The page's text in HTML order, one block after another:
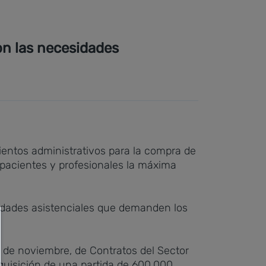
las necesidades
administrativos para la compra de
y profesionales la máxima
asistenciales que demanden los
noviembre, de Contratos del Sector